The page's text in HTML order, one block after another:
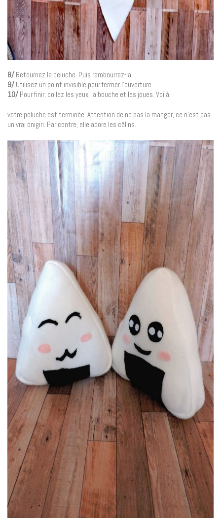
8/ Retournez la peluche. Puis rembourrez-la.
9/ Utilisez un point invisible pour fermer l’ouverture.
10/ Pour finir, collez les yeux, la bouche et les joues. Voilà,
votre peluche est terminée. Attention de ne pas la manger, ce n’est pas
un vrai onigiri. Par contre, elle adore les câlins.